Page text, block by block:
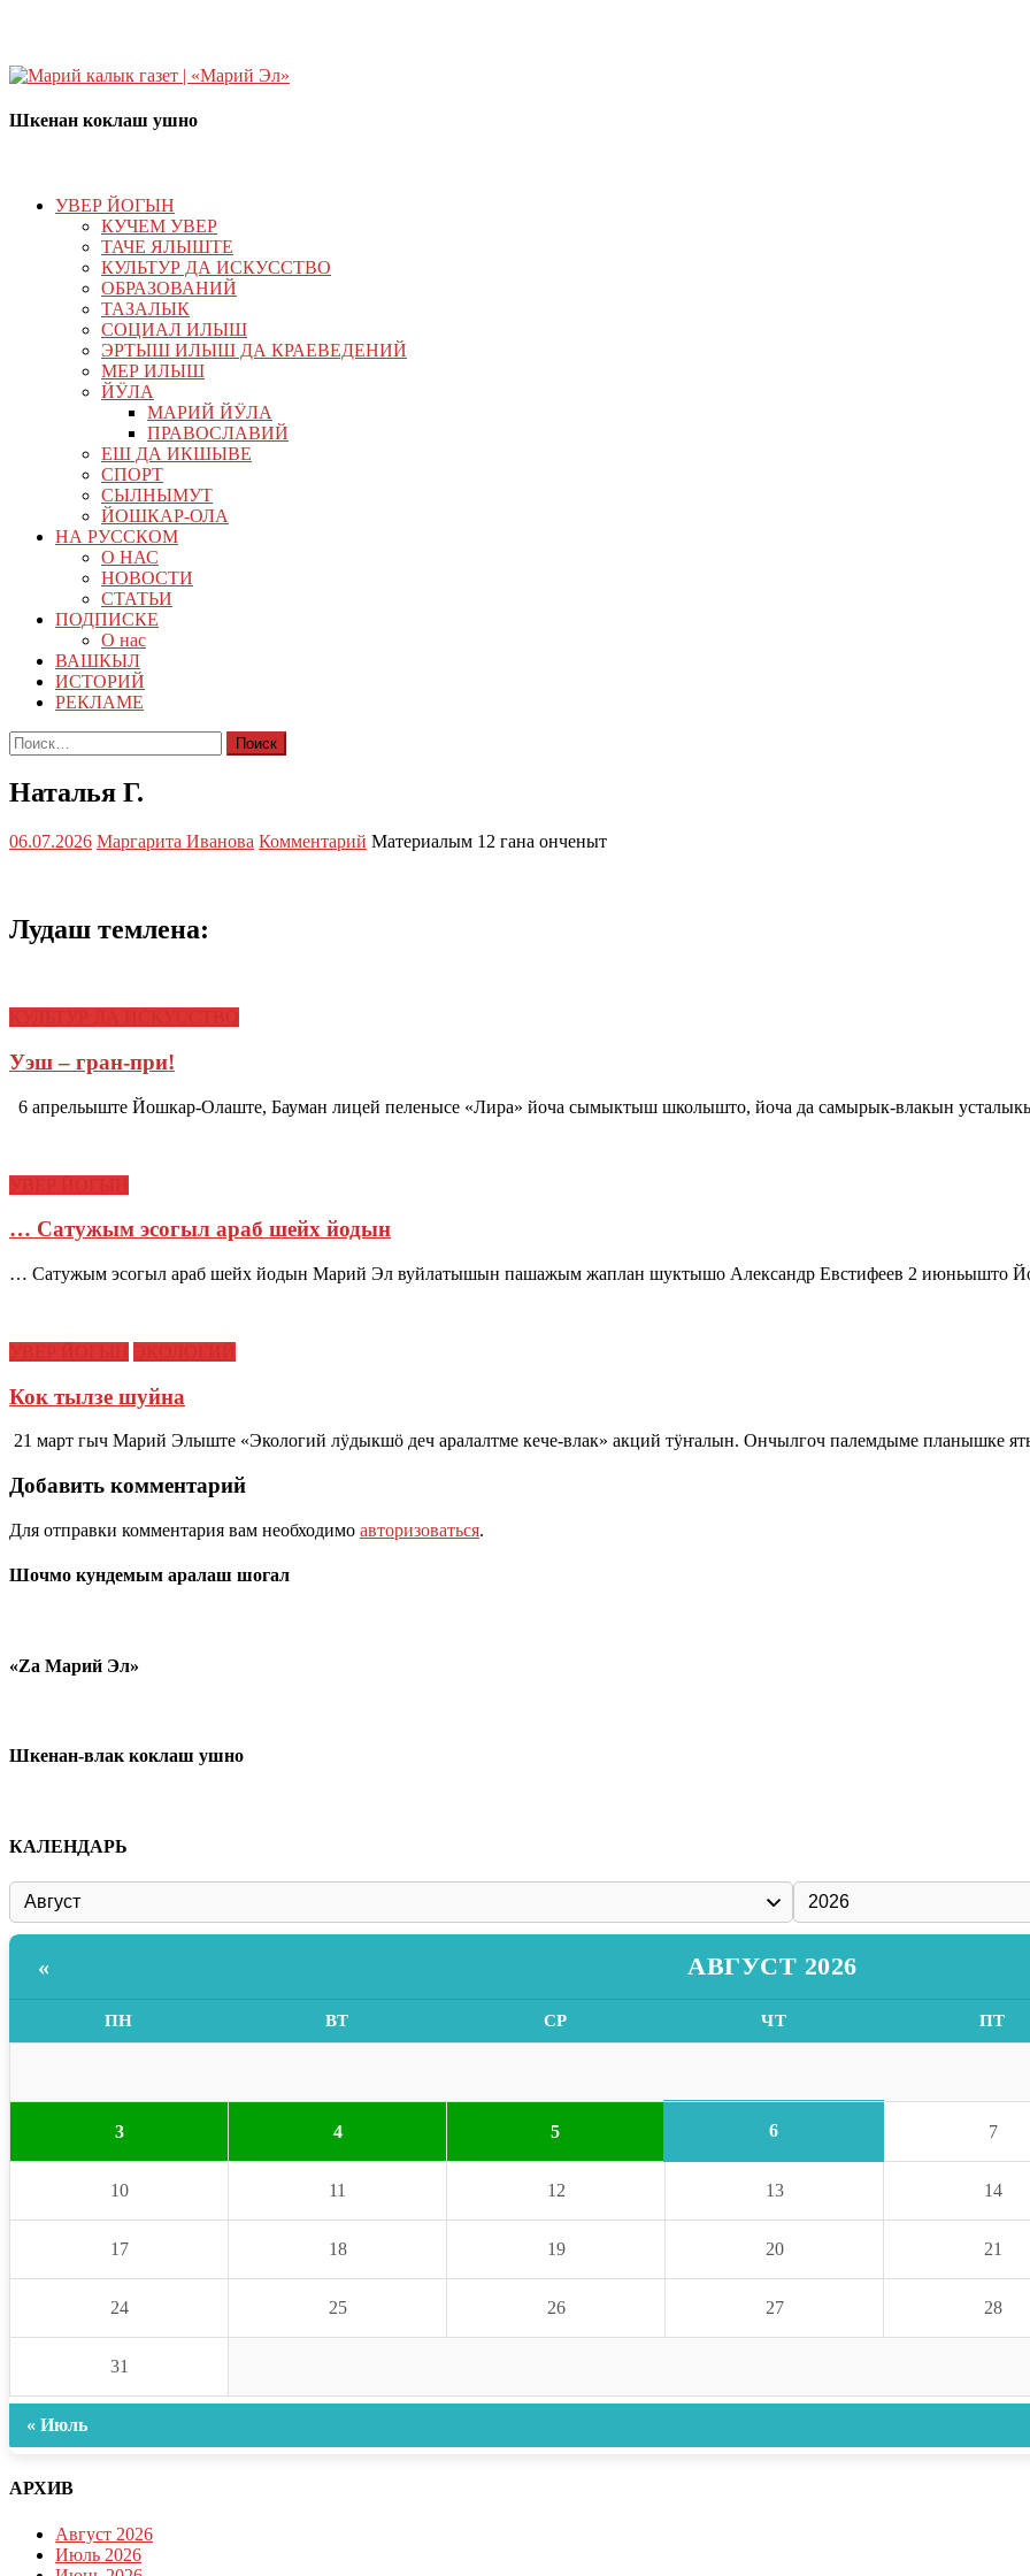
Шкенан коклаш ушно
УВЕР ЙОГЫН
КУЧЕМ УВЕР
ТАЧЕ ЯЛЫШТЕ
КУЛЬТУР ДА ИСКУССТВО
ОБРАЗОВАНИЙ
ТАЗАЛЫК
СОЦИАЛ ИЛЫШ
ЭРТЫШ ИЛЫШ ДА КРАЕВЕДЕНИЙ
МЕР ИЛЫШ
ЙӰЛА
МАРИЙ ЙӰЛА
ПРАВОСЛАВИЙ
ЕШ ДА ИКШЫВЕ
СПОРТ
СЫЛНЫМУТ
ЙОШКАР-ОЛА
НА РУССКОМ
О НАС
НОВОСТИ
СТАТЬИ
ПОДПИСКЕ
О нас
ВАШКЫЛ
ИСТОРИЙ
РЕКЛАМЕ
Найти:
Наталья Г.
06.07.2026 Маргарита Иванова Комментарий Материалым 12 гана онченыт
Лудаш темлена:
Уэш – гран-при!
6 апрельыште Йошкар-Олаште, Бауман лицей пеленысе «Лира» йоча сымыктыш школышто, йоча да самырык-влакын
… Сатужым эсогыл араб шейх йодын
… Сатужым эсогыл араб шейх йодын Марий Эл вуйлатышын пашажым жаплан шуктышо Александр Евстифеев 2
Кок тылзе шуйна
21 март гыч Марий Элыште «Экологий лӱдыкшӧ деч аралалтме кече-влак» акций тӱҥалын. Ончылгоч палемдыме планышке
Добавить комментарий
Для отправки комментария вам необходимо авторизоваться.
Шочмо кундемым аралаш шогал
«Zа Марий Эл»
Шкенан-влак коклаш ушно
КАЛЕНДАРЬ
« АВГУСТ 2026
ПН ВТ СР ЧТ ПТ
3 4 5 6 7
10 11 12 13 14
17 18 19 20 21
24 25 26 27 28
31
« Июль
АРХИВ
Август 2026
Июль 2026